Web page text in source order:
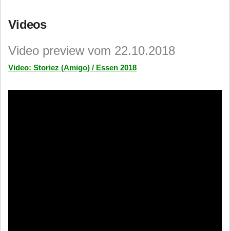
Videos
Video preview vom 22.10.2018
Video: Storiez (Amigo) / Essen 2018